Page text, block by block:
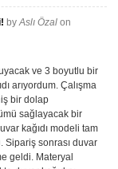
byAslı Özal on
ve 3 boyutlu bir
arıyordum. Çalışma
bir dolap
sağlayacak bir
kağıdı modeli tam
Sipariş sonrası duvar
geldi. Materyal